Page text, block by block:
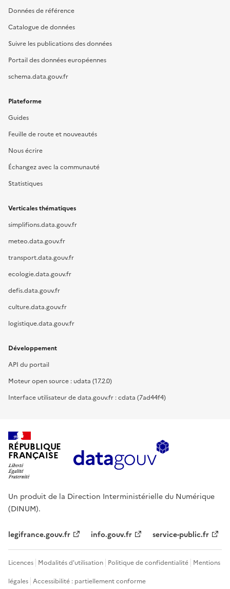
Données de référence
Catalogue de données
Suivre les publications des données
Portail des données européennes
schema.data.gouv.fr
Plateforme
Guides
Feuille de route et nouveautés
Nous écrire
Échangez avec la communauté
Statistiques
Verticales thématiques
simplifions.data.gouv.fr
meteo.data.gouv.fr
transport.data.gouv.fr
ecologie.data.gouv.fr
defis.data.gouv.fr
culture.data.gouv.fr
logistique.data.gouv.fr
Développement
API du portail
Moteur open source : udata (17.2.0)
Interface utilisateur de data.gouv.fr : cdata (7ad44f4)
RÉPUBLIQUE
FRANÇAISE
Un produit de la Direction Interministérielle du Numérique
(DINUM).
legifrance.gouv.fr info.gouv.fr service-public.fr
Licences Modalités d'utilisation Politique de confidentialité Mentions
légales Accessibilité : partiellement conforme